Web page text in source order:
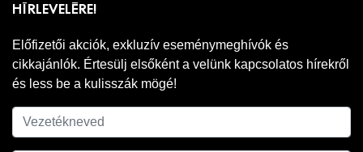
HÍRLEVELÉRE!
Előfizetői akciók, exkluzív eseménymeghívók és
cikkajánlók. Értesülj elsőként a velünk kapcsolatos hírekről
és less be a kulisszák mögé!